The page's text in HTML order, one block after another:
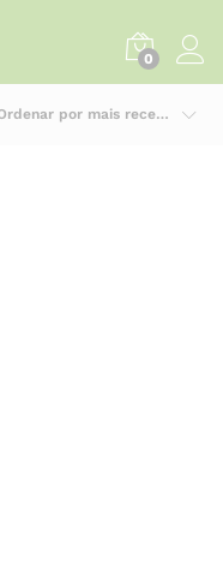
0
Ordenar por mais recente